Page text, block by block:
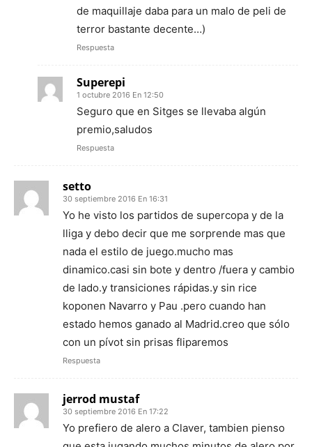
de maquillaje daba para un malo de peli de
terror bastante decente…)
Respuesta
Superepi
1 octubre 2016 En 12:50
Seguro que en Sitges se llevaba algún
premio,saludos
Respuesta
setto
30 septiembre 2016 En 16:31
Yo he visto los partidos de supercopa y de la
lliga y debo decir que me sorprende mas que
nada el estilo de juego.mucho mas
dinamico.casi sin bote y dentro /fuera y cambio
de lado.y transiciones rápidas.y sin rice
koponen Navarro y Pau .pero cuando han
estado hemos ganado al Madrid.creo que sólo
con un pívot sin prisas fliparemos
Respuesta
jerrod mustaf
30 septiembre 2016 En 17:22
Yo prefiero de alero a Claver, tambien pienso